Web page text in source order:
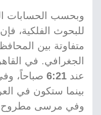
وبحسب الحسابات
للبحوث الفلكية،
متفاوتة بين
الجغرافي. في
عند 6:21 صباحاً،
بينما ستكون في
وفي مرسى مطروح